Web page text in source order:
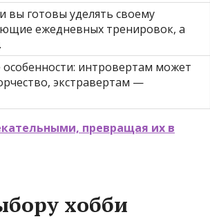
вы готовы уделять своему
ежедневных тренировок, а
особенности: интровертам может
экстравертам —
превращая их в
хобби